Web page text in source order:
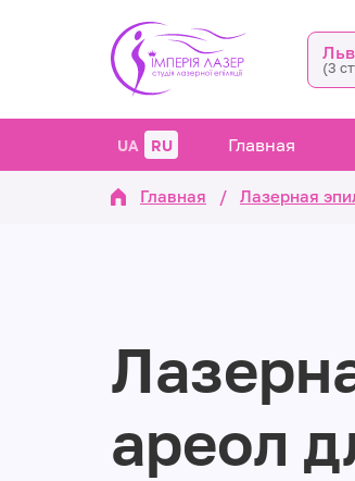
(3
UA RU Главная
Главная / Лазерная
ареол